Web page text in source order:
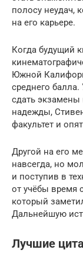
полосу неудач,
на его карьере.
Когда будущий
Южной
среднего
сдать экзамены
надежды,
факультет и
Другой на его
навсегда, но
и поступив в
от учёбы время
который
Дальнейшую
Лучшие